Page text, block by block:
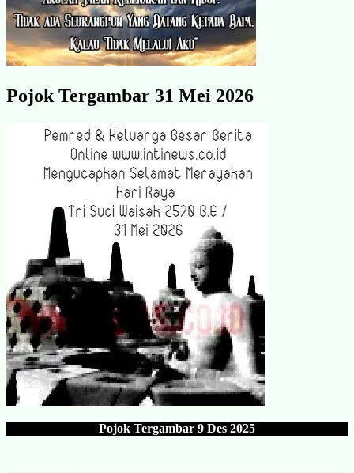
Pojok Tergambar 31 Mei 2026
Pojok Tergambar 9 Des 2025